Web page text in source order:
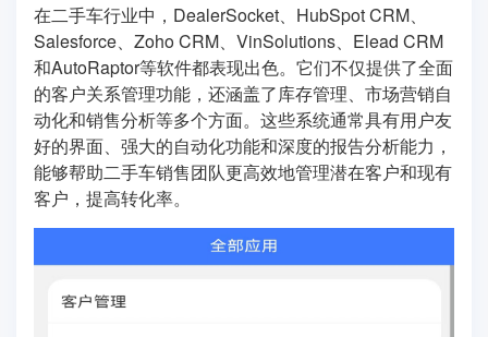
在二手车行业中，DealerSocket、HubSpot CRM、
Salesforce、Zoho CRM、VinSolutions、Elead CRM
和AutoRaptor等软件都表现出色。它们不仅提供了全面
的客户关系管理功能，还涵盖了库存管理、市场营销自
动化和销售分析等多个方面。这些系统通常具有用户友
好的界面、强大的自动化功能和深度的报告分析能力，
能够帮助二手车销售团队更高效地管理潜在客户和现有
客户，提高转化率。